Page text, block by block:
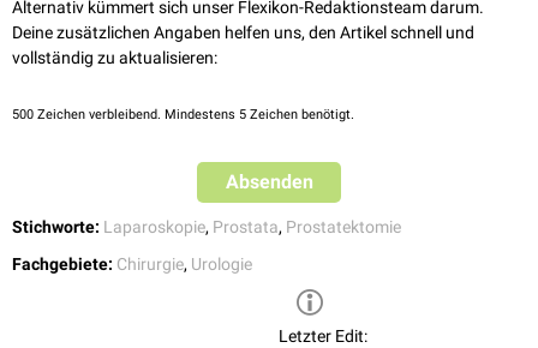
Manipulation des Peritoneums) durchgeführt werden.
Längere Operationsdauer
Größerer Lern- und Fortbildungsaufwand für die Ausbildung der
Operateure
Alternativ kümmert sich unser Flexikon-Redaktionsteam darum.
Deine zusätzlichen Angaben helfen uns, den Artikel schnell und
vollständig zu aktualisieren:
500 Zeichen verbleibend. Mindestens 5 Zeichen benötigt.
Absenden
Stichworte: Laparoskopie, Prostata, Prostatektomie
Fachgebiete: Chirurgie, Urologie
Letzter Edit: